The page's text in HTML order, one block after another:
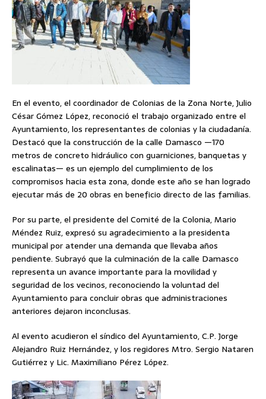
En el evento, el coordinador de Colonias de la Zona Norte, Julio
César Gómez López, reconoció el trabajo organizado entre el
Ayuntamiento, los representantes de colonias y la ciudadanía.
Destacó que la construcción de la calle Damasco —170
metros de concreto hidráulico con guarniciones, banquetas y
escalinatas— es un ejemplo del cumplimiento de los
compromisos hacia esta zona, donde este año se han logrado
ejecutar más de 20 obras en beneficio directo de las familias.
Por su parte, el presidente del Comité de la Colonia, Mario
Méndez Ruiz, expresó su agradecimiento a la presidenta
municipal por atender una demanda que llevaba años
pendiente. Subrayó que la culminación de la calle Damasco
representa un avance importante para la movilidad y
seguridad de los vecinos, reconociendo la voluntad del
Ayuntamiento para concluir obras que administraciones
anteriores dejaron inconclusas.
Al evento acudieron el síndico del Ayuntamiento, C.P. Jorge
Alejandro Ruiz Hernández, y los regidores Mtro. Sergio Nataren
Gutiérrez y Lic. Maximiliano Pérez López.